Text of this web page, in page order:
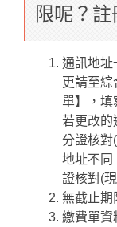
限呢？
通訊地址
更請至
單】，填
若更改的
分證核對
地址不同
證核對(
無截止期
繳費單資